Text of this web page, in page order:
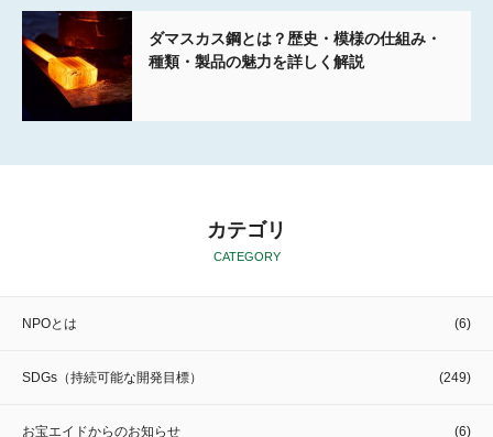
ダマスカス鋼とは？歴史・模様の仕組み・
種類・製品の魅力を詳しく解説
カテゴリ
CATEGORY
NPOとは (6)
SDGs（持続可能な開発目標） (249)
お宝エイドからのお知らせ (6)